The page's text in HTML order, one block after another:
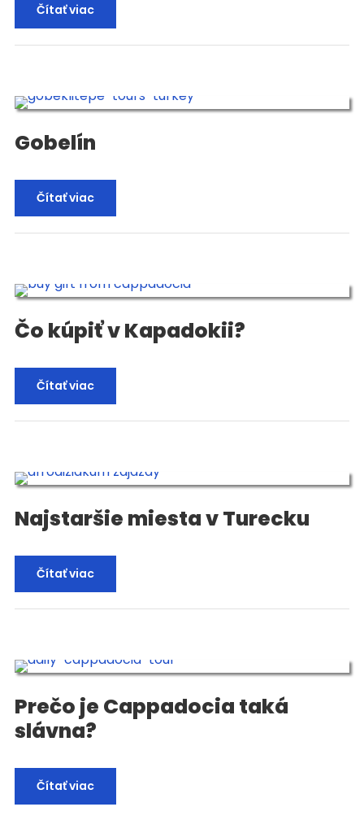
Čítať viac
Gobelín
Čítať viac
Čo kúpiť v Kapadokii?
Čítať viac
Najstaršie miesta v Turecku
Čítať viac
Prečo je Cappadocia taká
slávna?
Čítať viac